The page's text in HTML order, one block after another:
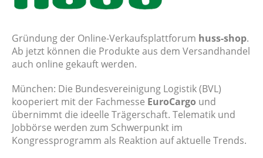
Gründung der Online-Verkaufsplattforum huss-shop.
Ab jetzt können die Produkte aus dem Versandhandel
auch online gekauft werden.
München: Die Bundesvereinigung Logistik (BVL)
kooperiert mit der Fachmesse EuroCargo und
übernimmt die ideelle Trägerschaft. Telematik und
Jobbörse werden zum Schwerpunkt im
Kongressprogramm als Reaktion auf aktuelle Trends.